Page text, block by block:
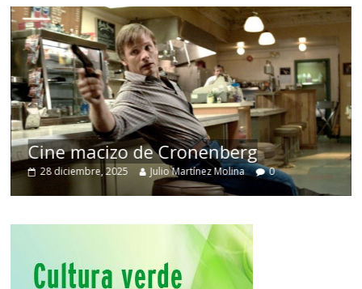
Cine macizo de Cronenberg
28 diciembre, 2025 Julio Martínez Molina 0